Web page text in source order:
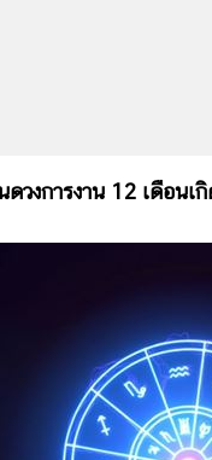
ารงาน 12 เดือนเกิด